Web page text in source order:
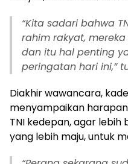
“Kita sadari bahwa
rahim rakyat,
dan itu hal penting
peringatan hari ini,”
Diakhir wawancara,
menyampaikan
TNI kedepan, agar
yang lebih maju, untuk